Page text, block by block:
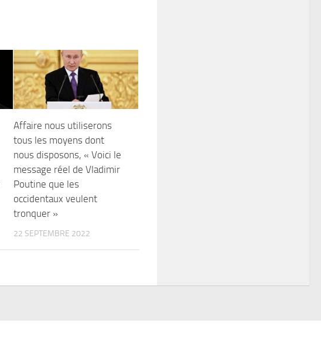
Affaire nous utiliserons
tous les moyens dont
nous disposons, « Voici le
message réel de Vladimir
Poutine que les
occidentaux veulent
tronquer »
22 SEPTEMBRE 2022